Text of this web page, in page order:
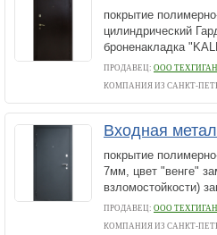
покрытие
цилиндрический
броненакладка
ПРОДАВЕЦ: ООО
КОМПАНИЯ ИЗ САНКТ-
Входная
покрытие
7мм, цвет "венге"
взломостойкости)
ПРОДАВЕЦ: ООО
КОМПАНИЯ ИЗ САНКТ-